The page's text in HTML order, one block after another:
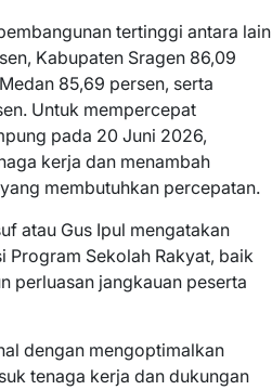
tertinggi antara lain
Kabupaten Sragen 86,09
85,69 persen, serta
Untuk mempercepat
pada 20 Juni 2026,
kerja dan menambah
membutuhkan percepatan.
atau Gus Ipul mengatakan
Program Sekolah Rakyat, baik
perluasan jangkauan peserta
dengan mengoptimalkan
tenaga kerja dan dukungan